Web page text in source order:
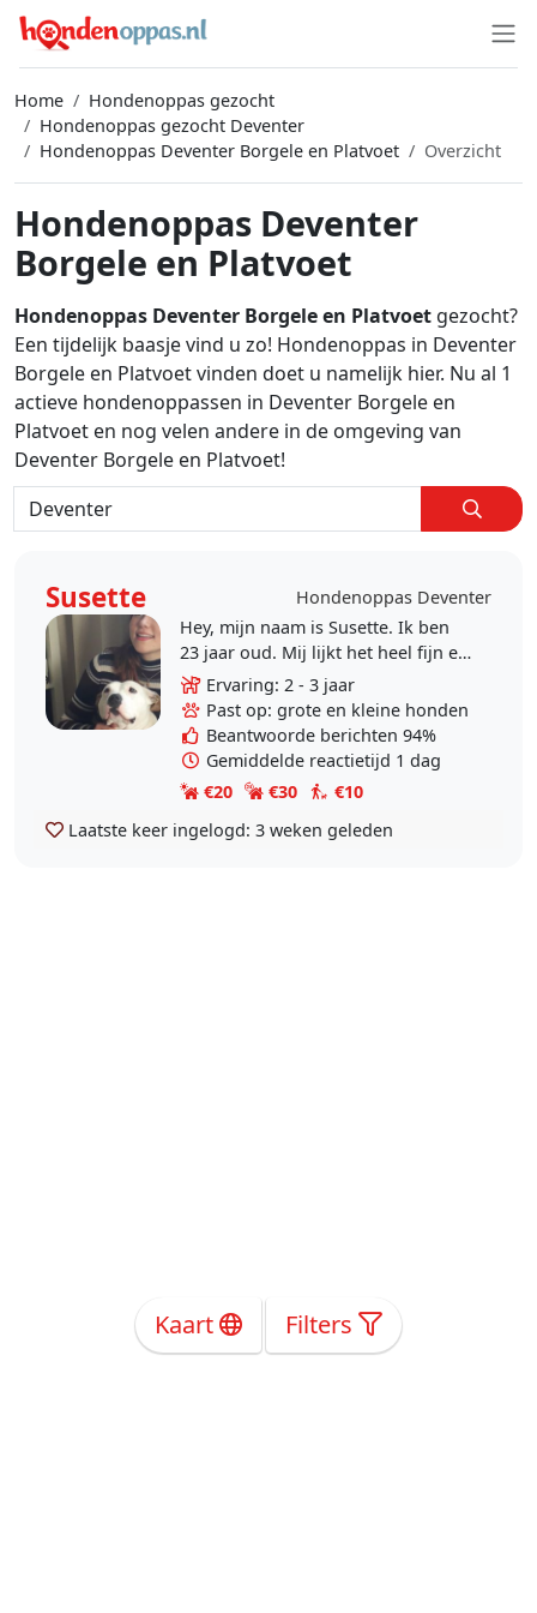
Home
Hondenoppas gezocht
Hondenoppas gezocht Deventer
Hondenoppas Deventer Borgele en Platvoet
Overzicht
Hondenoppas Deventer
Borgele en Platvoet
Hondenoppas Deventer Borgele en Platvoet gezocht?
Een tijdelijk baasje vind u zo! Hondenoppas in Deventer
Borgele en Platvoet vinden doet u namelijk hier. Nu al 1
actieve hondenoppassen in Deventer Borgele en
Platvoet en nog velen andere in de omgeving van
Deventer Borgele en Platvoet!
Susette
Hondenoppas Deventer
Hey, mijn naam is Susette. Ik ben
23 jaar oud. Mij lijkt het heel fijn en
leuk om je te helpen! Ik ben dol op
honden. Mijn moeder heeft een..
Ervaring: 2 - 3 jaar
Past op: grote en kleine honden
Beantwoorde berichten 94%
Gemiddelde reactietijd 1 dag
€20
€30
€10
Laatste keer ingelogd: 3 weken geleden
Kaart Filters